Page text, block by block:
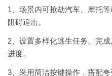
1、场景内可抢劫汽车、摩托
阻碍追击。
2、设置多样化逃生任务。完
进度。
3、采用简洁按键操作，搭配